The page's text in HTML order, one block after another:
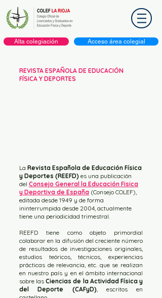
Alta colegiación Acceso área colegial
REVISTA ESPAÑOLA DE EDUCACIÓN
FÍSICA Y DEPORTES
La Revista Española de Educación Física
y Deportes (REEFD) es una publicación
del Consejo General la Educación Fisica
y Deportiva de España (Consejo COLEF),
editada desde 1949 y de forma
ininterrumpida desde 2004, actualmente
tiene una periodicidad trimestral.
REEFD tiene como objeto primordial
colaborar en la difusión del creciente número
de resultados de investigaciones originales,
estudios teóricos, técnicos, experiencias
prácticas de relevancia, etc. que se realizan
en nuestro país y en el ámbito internacional
sobre lasCiencias de la Actividad Física y
del Deporte (CAFyD), escritos en